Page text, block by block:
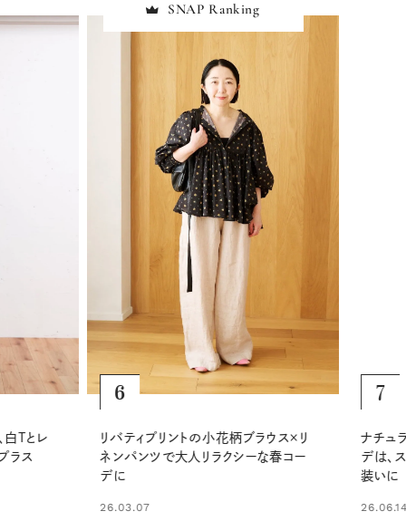
SNAP Ranking
Tとレ
ス
6
リバティプリントの小花柄ブラウス×リ
ネンパンツで大人リラクシーな春コー
デに
26.03.07
ナチュ
デは、
装いに
26.06.14